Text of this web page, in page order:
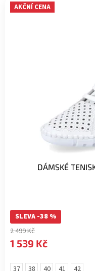
AKČNÍ CENA
DÁMSKÉ
SLEVA -38 %
2 499 Kč
1 539 Kč